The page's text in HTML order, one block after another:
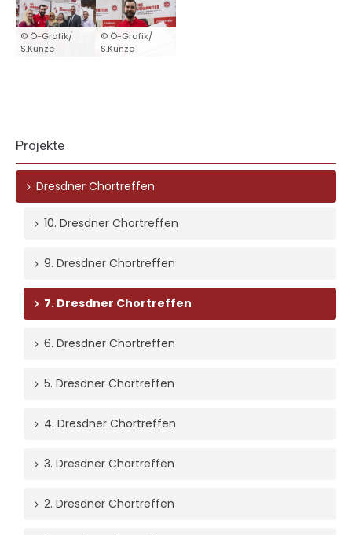
© Ö-Grafik/
S.Kunze
© Ö-Grafik/
S.Kunze
Projekte
Dresdner Chortreffen
10. Dresdner Chortreffen
9. Dresdner Chortreffen
7. Dresdner Chortreffen
6. Dresdner Chortreffen
5. Dresdner Chortreffen
4. Dresdner Chortreffen
3. Dresdner Chortreffen
2. Dresdner Chortreffen